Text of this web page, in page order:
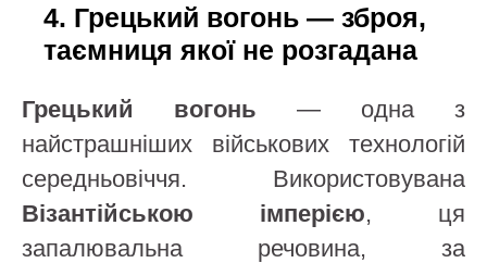
4. Грецький вогонь — зброя,
таємниця якої не розгадана
Грецький вогонь — одна з
найстрашніших військових технологій
середньовіччя. Використовувана
Візантійською імперією, ця
запалювальна речовина, за